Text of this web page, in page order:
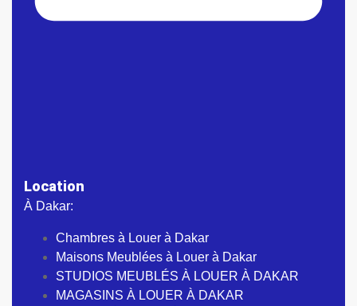
Location
À Dakar:
Chambres à Louer à Dakar
Maisons Meublées à Louer à Dakar
STUDIOS MEUBLÉS À LOUER À DAKAR
MAGASINS À LOUER À DAKAR